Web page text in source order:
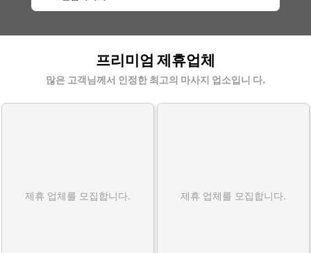
프리미엄 제휴업체
많은 고객님께서 인정한 최고의 마사지 업소입니 다.
제휴 업체를 모집합니다. 제휴 업체를 모집합니다.